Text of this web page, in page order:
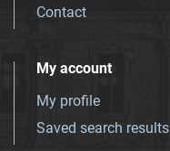
Contact
My account
My profile
Saved search results